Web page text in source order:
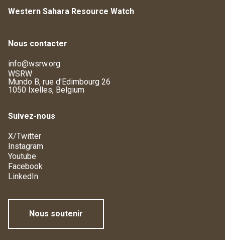
Western Sahara Resource Watch
Nous contacter
info@wsrw.org
WSRW
Mundo B, rue d'Edimbourg 26
1050 Ixelles, Belgium
Suivez-nous
X/Twitter
Instagram
Youtube
Facebook
LinkedIn
Nous soutenir